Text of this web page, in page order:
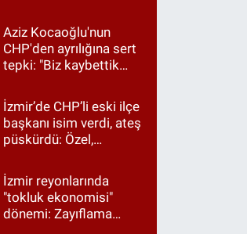
Aziz Kocaoğlu'nun
CHP'den ayrılığına sert
tepki: "Biz kaybettik
etmedik"
İzmir’de CHP’li eski ilçe
başkanı isim verdi, ateş
püskürdü: Özel,
İzmir reyonlarında
"tokluk ekonomisi"
dönemi: Zayıflama